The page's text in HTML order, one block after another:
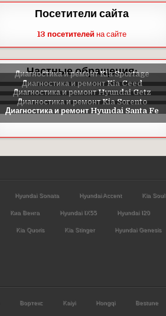
Посетители сайта
13 посетителей на сайте
Частные обращения:
Hyundai Sonata Hyundai Accent Kia Soul
Киа Венга Hyundai IX55 Hyundai I20
Kia Quoris Kia Stinger Hyundai Genesis
Вортекс Kaiyi Hongqi Bestune